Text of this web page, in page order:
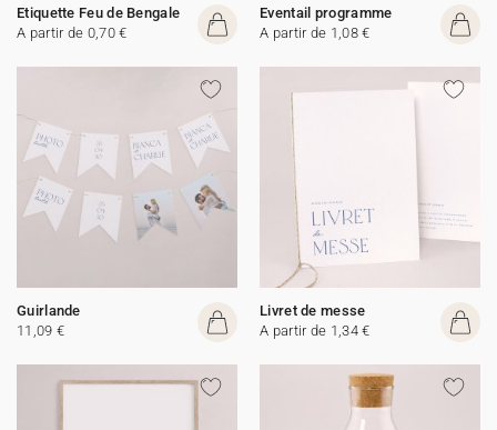
Etiquette Feu de Bengale
A partir de 0,70 €
Eventail programme
A partir de 1,08 €
Guirlande
11,09 €
Livret de messe
A partir de 1,34 €